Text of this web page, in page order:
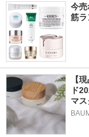
今売
筋
【
ド
マ